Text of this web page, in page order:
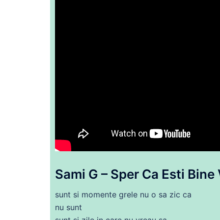
Sami G – Sper Ca Esti Bine
sunt si momente grele nu o sa zic ca
nu sunt